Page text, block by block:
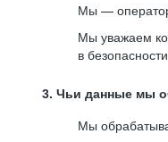
Мы —
Мы уважаем
в
3. Чьи данные мы
Мы